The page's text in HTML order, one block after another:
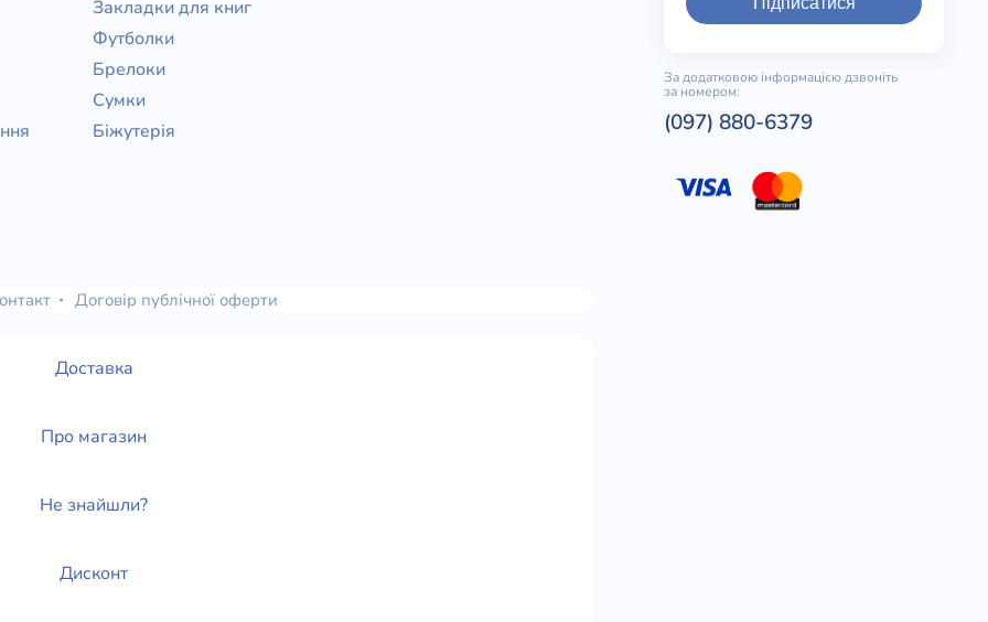
Закладки для книг
Футболки
Брелоки
Сумки
Біжутерія
За додатковою інформацією дзвоніть
за номером:
(097) 880-6379
Договір публічної оферти
Доставка
Про магазин
Не знайшли?
Дисконт